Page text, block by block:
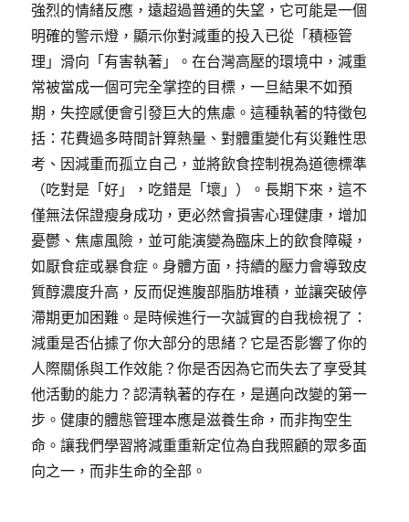
強烈的情緒反應，遠超過普通的失望，它可能是一個
明確的警示燈，顯示你對減重的投入已從「積極管
理」滑向「有害執著」。在台灣高壓的環境中，減重
常被當成一個可完全掌控的目標，一旦結果不如預
期，失控感便會引發巨大的焦慮。這種執著的特徵包
括：花費過多時間計算熱量、對體重變化有災難性思
考、因減重而孤立自己，並將飲食控制視為道德標準
（吃對是「好」，吃錯是「壞」）。長期下來，這不
僅無法保證瘦身成功，更必然會損害心理健康，增加
憂鬱、焦慮風險，並可能演變為臨床上的飲食障礙，
如厭食症或暴食症。身體方面，持續的壓力會導致皮
質醇濃度升高，反而促進腹部脂肪堆積，並讓突破停
滯期更加困難。是時候進行一次誠實的自我檢視了：
減重是否佔據了你大部分的思緒？它是否影響了你的
人際關係與工作效能？你是否因為它而失去了享受其
他活動的能力？認清執著的存在，是邁向改變的第一
步。健康的體態管理本應是滋養生命，而非掏空生
命。讓我們學習將減重重新定位為自我照顧的眾多面
向之一，而非生命的全部。